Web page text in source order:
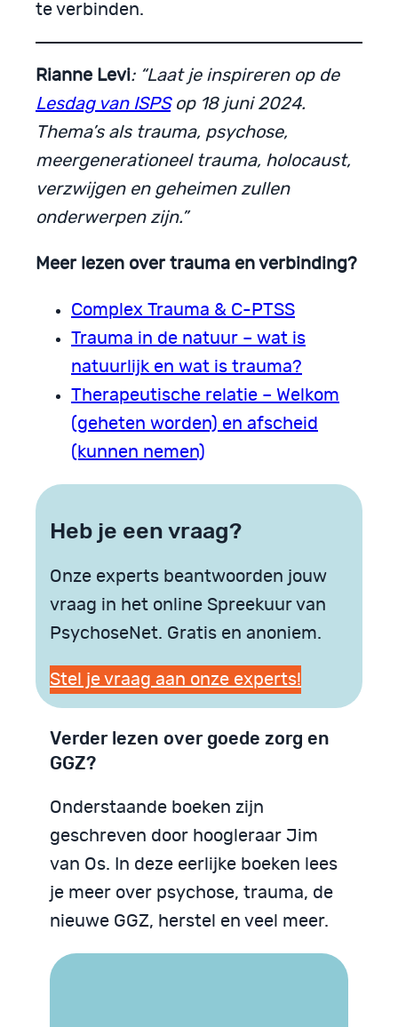
te verbinden.
Rianne Levi: “Laat je inspireren op de
Lesdag van ISPSop 18 juni 2024.
Thema’s als trauma, psychose,
meergenerationeel trauma, holocaust,
verzwijgen en geheimen zullen
onderwerpen zijn.”
Meer lezen over trauma en verbinding?
Complex Trauma & C-PTSS
Trauma in de natuur – wat is
natuurlijk en wat is trauma?
Therapeutische relatie – Welkom
(geheten worden) en afscheid
(kunnen nemen)
Heb je een vraag?
Onze experts beantwoorden jouw
vraag in het online Spreekuur van
PsychoseNet. Gratis en anoniem.
Stel je vraag aan onze experts!
Verder lezen over goede zorg en
GGZ?
Onderstaande boeken zijn
geschreven door hoogleraar Jim
van Os. In deze eerlijke boeken lees
je meer over psychose, trauma, de
nieuwe GGZ, herstel en veel meer.